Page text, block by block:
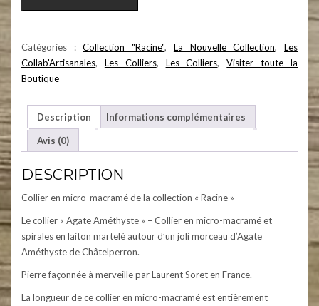
AMÉTHYSTE"
Catégories :Collection "Racine", La Nouvelle Collection,Les
Collab'Artisanales, Les Colliers, Les Colliers,Visiter toute la
Boutique
Description Informations complémentaires
Avis (0)
DESCRIPTION
Collier en micro-macramé de la collection « Racine »
Le collier « Agate Améthyste » – Collier en micro-macramé et
spirales en laiton martelé autour d’un joli morceau d’Agate
Améthyste de Châtelperron.
Pierre façonnée à merveille par Laurent Soret en France.
La longueur de ce collier en micro-macramé est entièrement